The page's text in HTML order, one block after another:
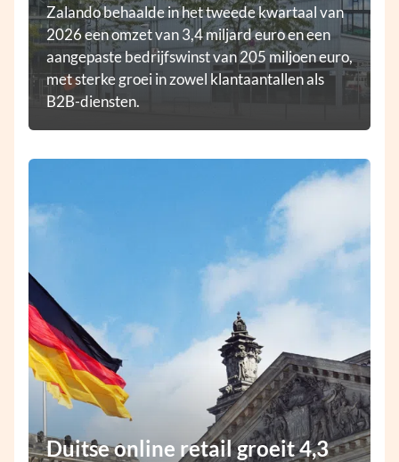
Zalando behaalde in het tweede kwartaal van
2026 een omzet van 3,4 miljard euro en een
aangepaste bedrijfswinst van 205 miljoen euro,
met sterke groei in zowel klantaantallen als
B2B-diensten.
Duitse online retail groeit 4,3